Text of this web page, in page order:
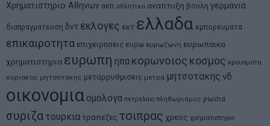
Χρηματιστηριο Αθηνων αεπ αθλητικα αναπτυξη βουλη γερμανια
διαπραγματευση δντ εκλογες εκτ ελλαδα εμπορευματα
επικαιροτητα επιχειρησεις ευρω ευρωζωνη ευρωπαικα
χρηματιστηρια ευρωπη ηπα κορωνοιος κοσμος κρουσματα
κυριακος μητσοτακης μεταρρυθμισεις μετρα μητσοτακης νδ
οικονομια ομολογα πετρελαιο πληθωρισμος ρωσια
συριζα τουρκια τραπεζες τσιπρας χρεος χρηματιστηριο